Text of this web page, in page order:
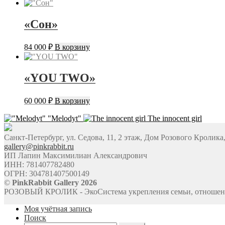
«Сон»
84 000 ₽ В корзину
«YOU TWO»
60 000 ₽ В корзину
"Melodyt" The innocent girl
Санкт-Петербург, ул. Седова, 11, 2 этаж, Дом Розового
gallery@pinkrabbit.ru
ИП Лапин Максимилиан Александрович
ИНН: 781407782480
ОГРН: 304781407500149
© PinkRabbit Gallery 2026
РОЗОВЫЙ КРОЛИК - ЭкоСистема укрепления семьи,
Моя учётная запись
Поиск